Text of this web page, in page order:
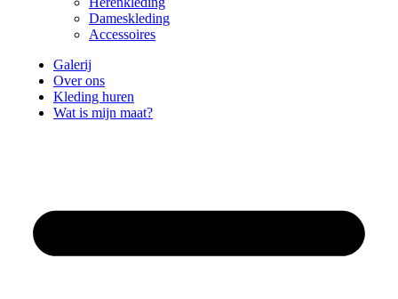
Dameskleding
Accessoires
Galerij
Over ons
Kleding huren
Wat is mijn maat?